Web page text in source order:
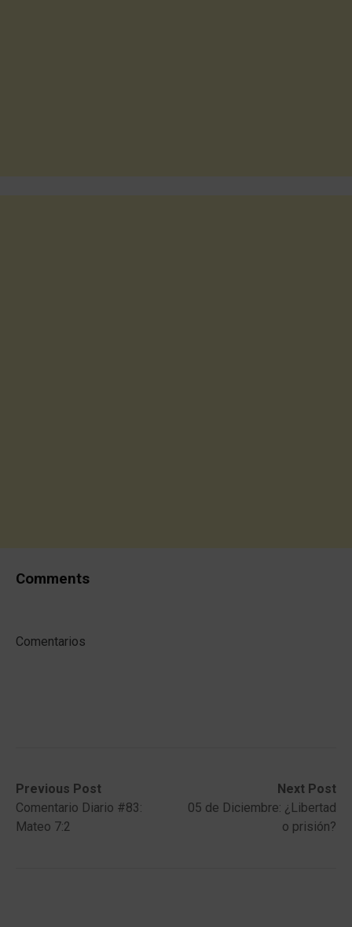
Comments
Comentarios
Post
navigation
Previous Post
Previous
post:Comentario Diario #83:
Mateo 7:2
Next Post
Next
post:
05 de Diciembre: ¿Libertad
o prisión?